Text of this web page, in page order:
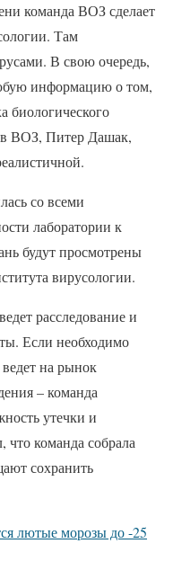
команда ВОЗ сделает
Там
В свою очередь,
информацию о том,
биологического
ВОЗ, Питер Дашак,
со всеми
лаборатории к
будут просмотрены
вирусологии.
расследование и
Если необходимо
ведет на рынок
– команда
утечки и
что команда собрала
сохранить
лютые морозы до -25